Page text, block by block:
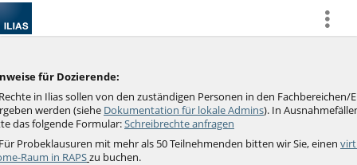
more
für Dozierende:
in Ilias sollen von den zuständigen Personen in den Fachbereichen/
werden (siehe Dokumentation für lokale Admins). In
das folgende Formular:Schreibrechte anfragen
Probeklausuren mit mehr als 50 Teilnehmenden bitten wir Sie, einen
Raum in RAPSzu buchen.